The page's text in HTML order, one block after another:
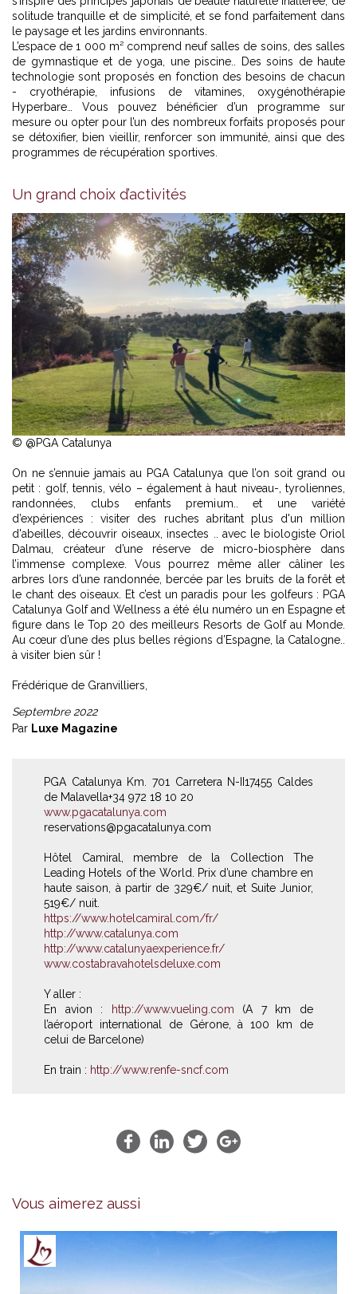
solitude tranquille et de simplicité, et se fond parfaitement dans
le paysage et les jardins environnants.
L’espace de 1 000 m² comprend neuf salles de soins, des salles
de gymnastique et de yoga, une piscine.. Des soins de haute
technologie sont proposés en fonction des besoins de chacun
- cryothérapie, infusions de vitamines, oxygénothérapie
Hyperbare… Vous pouvez bénéficier d’un programme sur
mesure ou opter pour l’un des nombreux forfaits proposés pour
se détoxifier, bien vieillir, renforcer son immunité, ainsi que des
programmes de récupération sportives.
Un grand choix d’activités
© @PGA Catalunya
On ne s’ennuie jamais au PGA Catalunya que l’on soit grand ou
petit : golf, tennis, vélo – également à haut niveau-, tyroliennes,
randonnées, clubs enfants premium.. et une variété
d’expériences : visiter des ruches abritant plus d'un million
d'abeilles, découvrir oiseaux, insectes .. avec le biologiste Oriol
Dalmau, créateur d’une réserve de micro-biosphère dans
l’immense complexe. Vous pourrez même aller câliner les
arbres lors d’une randonnée, bercée par les bruits de la forêt et
le chant des oiseaux. Et c’est un paradis pour les golfeurs : PGA
Catalunya Golf and Wellness a été élu numéro un en Espagne et
figure dans le Top 20 des meilleurs Resorts de Golf au Monde.
Au cœur d’une des plus belles régions d’Espagne, la Catalogne..
à visiter bien sûr !
Frédérique de Granvilliers,
Septembre 2022
Par Luxe Magazine
PGA Catalunya Km. 701 Carretera N-II17455 Caldes
de Malavella+34 972 18 10 20
www.pgacatalunya.com
reservations@pgacatalunya.com
Hôtel Camiral, membre de la Collection The
Leading Hotels of the World. Prix d’une chambre en
haute saison, à partir de 329€/ nuit, et Suite Junior,
519€/ nuit.
https://www.hotelcamiral.com/fr/
http://www.catalunya.com
http://www.catalunyaexperience.fr/
www.costabravahotelsdeluxe.com
Y aller :
En avion :
http://www.vueling.com (A 7 km de
l’aéroport international de Gérone, à 100 km de
celui de Barcelone)
En train : http://www.renfe-sncf.com
Vous aimerez aussi